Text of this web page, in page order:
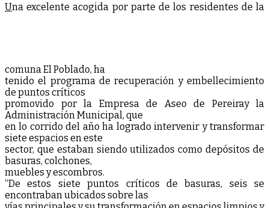
Una excelente acogida por parte de los residentes de la
comuna El Poblado, ha
tenido el programa de recuperación y embellecimiento
de puntos críticos
promovido por la Empresa de Aseo de Pereiray la
Administración Municipal, que
en lo corrido del año ha logrado intervenir y transformar
siete espacios en este
sector, que estaban siendo utilizados como depósitos de
basuras, colchones,
muebles y escombros.
“De estos siete puntos críticos de basuras, seis se
encontraban ubicados sobre las